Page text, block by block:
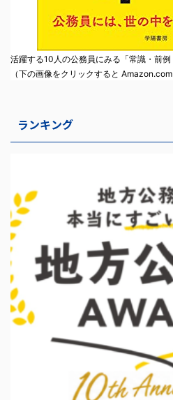
活躍する10人の公務員にみる「常識・前
（下の画像をクリックすると
ランキング